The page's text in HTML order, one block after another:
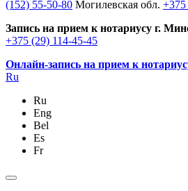
(152) 55-50-80 Могилевская обл. +375
Запись на прием к нотариусу г.
+375 (29) 114-45-45
Онлайн-запись на прием к
Ru
Ru
Eng
Bel
Es
Fr